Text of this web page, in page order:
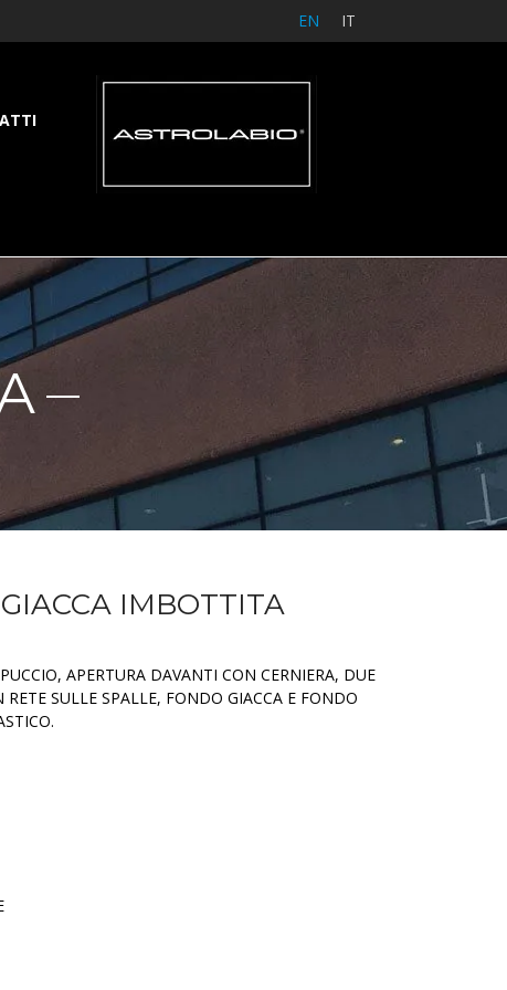
EN IT
IMBOTTITA
APERTURA DAVANTI CON CERNIERA, DUE
SULLE SPALLE, FONDO GIACCA E FONDO